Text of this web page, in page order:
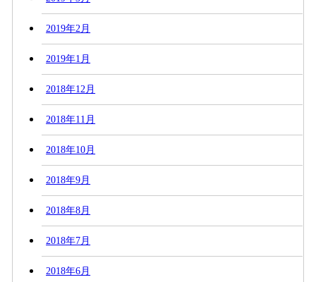
2019年2月
2019年1月
2018年12月
2018年11月
2018年10月
2018年9月
2018年8月
2018年7月
2018年6月